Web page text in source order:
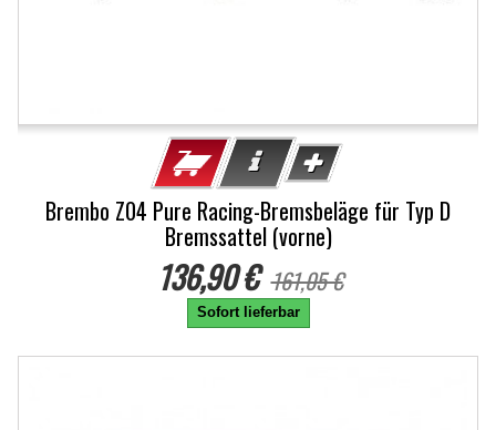
Brembo Z04 Pure Racing-Bremsbeläge für Typ D
Bremssattel (vorne)
136,90 € 161,05 €
Sofort lieferbar